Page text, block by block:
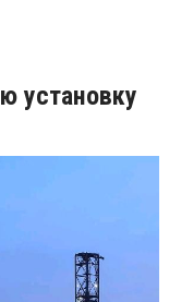
установку